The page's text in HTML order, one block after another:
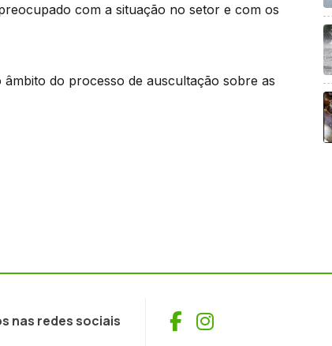
com a situação no setor e com os
do processo de auscultação sobre as
nas redes sociais Facebook
Instagram